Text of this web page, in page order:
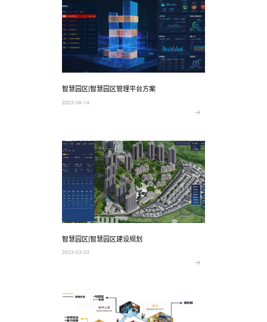
智慧园区|智慧园区管理平台方案
2023-06-14
智慧园区|智慧园区建设规划
2023-03-23